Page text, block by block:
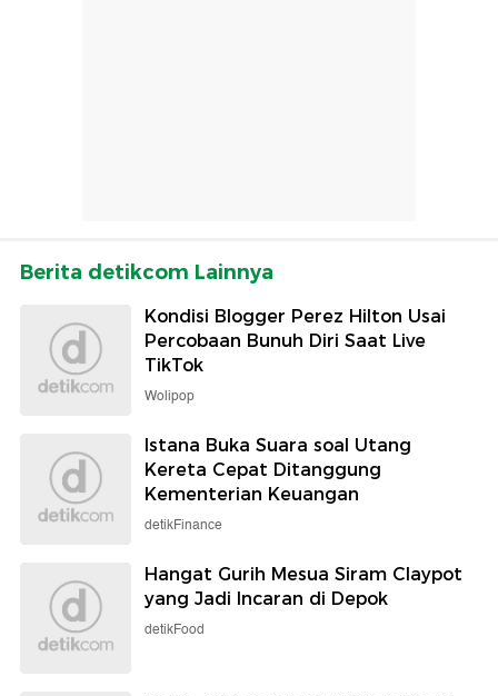
Berita detikcom Lainnya
Kondisi Blogger Perez Hilton Usai
Percobaan Bunuh Diri Saat Live
TikTok
Wolipop
Istana Buka Suara soal Utang
Kereta Cepat Ditanggung
Kementerian Keuangan
detikFinance
Hangat Gurih Mesua Siram Claypot
yang Jadi Incaran di Depok
detikFood